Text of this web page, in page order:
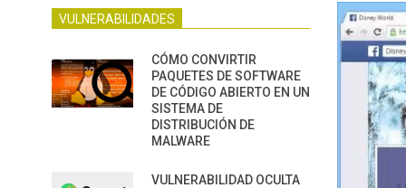
VULNERABILIDADES
CÓMO CONVIRTIR
PAQUETES DE SOFTWARE
DE CÓDIGO ABIERTO EN UN
SISTEMA DE
DISTRIBUCIÓN DE
MALWARE
VULNERABILIDAD OCULTA